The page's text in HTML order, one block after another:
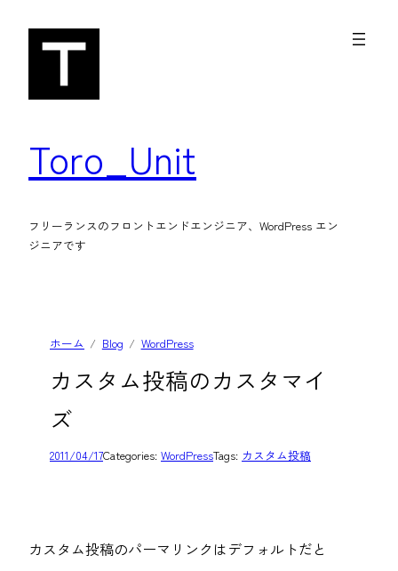
Toro_Unit
フリーランスのフロントエンドエンジニア、WordPress エン
ジニアです
ホーム Blog WordPress
カスタム投稿のカスタマイ
ズ
2011/04/17Categories: WordPressTags: カスタム投稿
カスタム投稿のパーマリンクはデフォルトだと